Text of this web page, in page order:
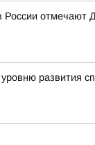
отмечают
развития